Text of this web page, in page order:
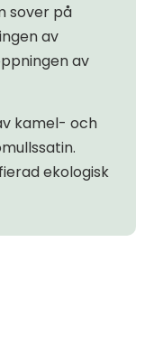
sover på
av
av
kamel- och
ekologisk